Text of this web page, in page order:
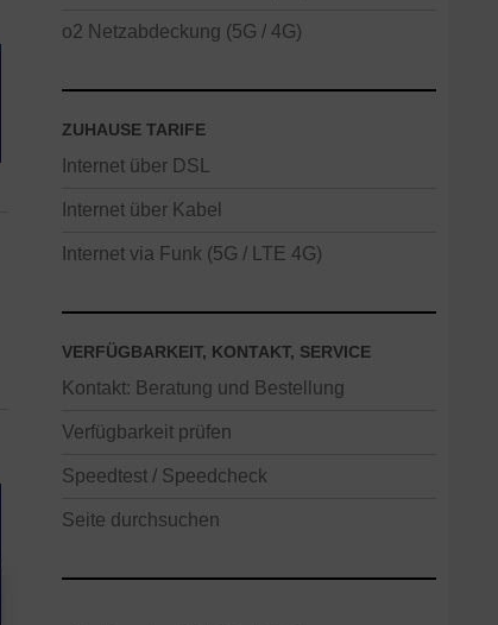
o2 Netzabdeckung (5G / 4G)
ZUHAUSE TARIFE
Internet über DSL
Internet über Kabel
Internet via Funk (5G / LTE 4G)
VERFÜGBARKEIT, KONTAKT, SERVICE
Kontakt: Beratung und Bestellung
Verfügbarkeit prüfen
Speedtest / Speedcheck
Seite durchsuchen